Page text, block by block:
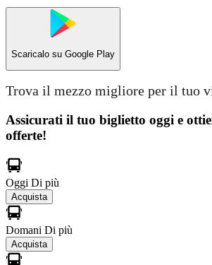
Scaricalo su Google Play
Trova il mezzo migliore per il tuo
Assicurati il ​​tuo biglietto oggi e
offerte!
Oggi Di più
Acquista
Domani Di più
Acquista